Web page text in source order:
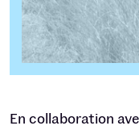
En collaboration